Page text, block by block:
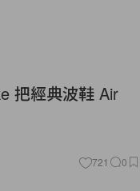
把經典波鞋 Air
721 0